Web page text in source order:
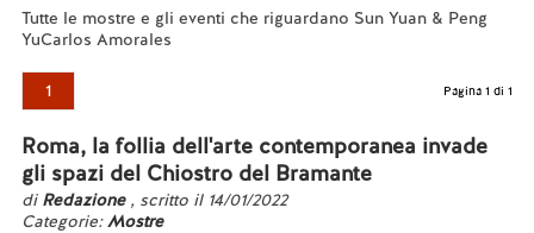
Tutte le mostre e gli eventi che riguardano Sun Yuan & Peng
YuCarlos Amorales
1 Pagina 1 di 1
Roma, la follia dell'arte contemporanea invade
gli spazi del Chiostro del Bramante
di Redazione , scritto il 14/01/2022
Categorie:Mostre